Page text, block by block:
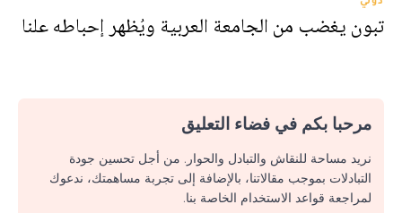
تبون يغضب من الجامعة العربية ويُظهر إحباطه علنا
مرحبا بكم في فضاء التعليق
نريد مساحة للنقاش والتبادل والحوار. من أجل تحسين جودة
التبادلات بموجب مقالاتنا، بالإضافة إلى تجربة مساهمتك، ندعوك
لمراجعة قواعد الاستخدام الخاصة بنا.